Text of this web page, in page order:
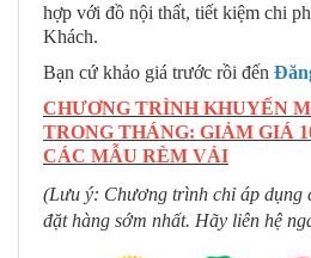
hợp với đồ nội thất, tiết kiệm chi
Khách.
Bạn cứ khảo giá trước rồi đến
CHƯƠNG TRÌNH KHUYẾN
TRONG THÁNG: GIẢM GIÁ
CÁC MẪU RÈM VẢI
(Lưu ý: Chương trình chỉ áp dụng
đặt hàng sớm nhất. Hãy liên hệ